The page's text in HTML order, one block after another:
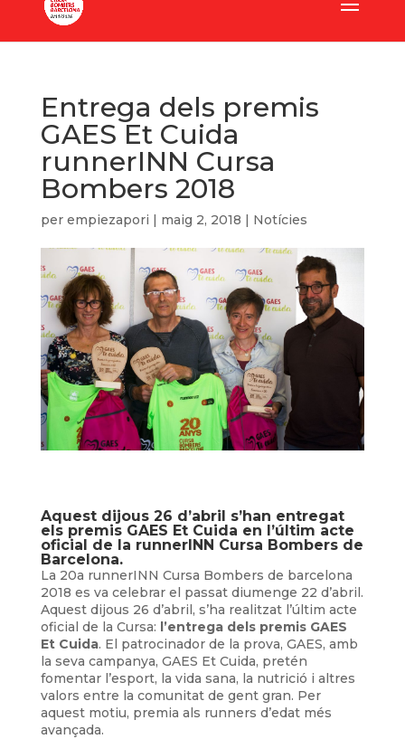
Entrega dels premis
GAES Et Cuida
runnerINN Cursa
Bombers 2018
per empiezapori | maig 2, 2018 | Notícies
Aquest dijous 26 d’abril s’han entregat
els premis GAES Et Cuida en l’últim acte
oficial de la runnerINN Cursa Bombers de
Barcelona.
La 20a runnerINN Cursa Bombers de barcelona
2018 es va celebrar el passat diumenge 22 d’abril.
Aquest dijous 26 d’abril, s’ha realitzat l’últim acte
oficial de la Cursa: l’entrega dels premis GAES
Et Cuida. El patrocinador de la prova, GAES, amb
la seva campanya, GAES Et Cuida, pretén
fomentar l’esport, la vida sana, la nutrició i altres
valors entre la comunitat de gent gran. Per
aquest motiu, premia als runners d’edat més
avançada.